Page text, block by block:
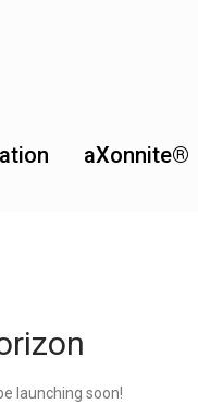
aXonnite®
launching soon!